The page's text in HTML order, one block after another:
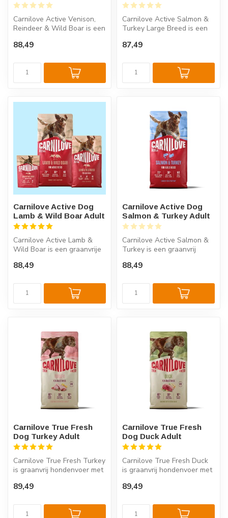
Carnilove Active Venison,
Reindeer & Wild Boar is een
88,49
Carnilove Active Salmon &
Turkey Large Breed is een
vo...
87,49
Carnilove Active Dog
Lamb & Wild Boar Adult
Carnilove Active Lamb &
Wild Boar is een graanvrije
ho...
88,49
Carnilove Active Dog
Salmon & Turkey Adult
Carnilove Active Salmon &
Turkey is een graanvrij
hond...
88,49
Carnilove True Fresh
Dog Turkey Adult
Carnilove True Fresh Turkey
is graanvrij hondenvoer met
89,49
Carnilove True Fresh
Dog Duck Adult
Carnilove True Fresh Duck
is graanvrij hondenvoer met
volwas...
89,49